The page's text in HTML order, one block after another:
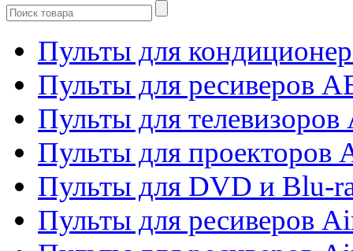
Пульты для
Пульты для ресиверов
Пульты для телевизоров
Пульты для проекторов
Пульты для DVD и Blu-
Пульты для ресиверов